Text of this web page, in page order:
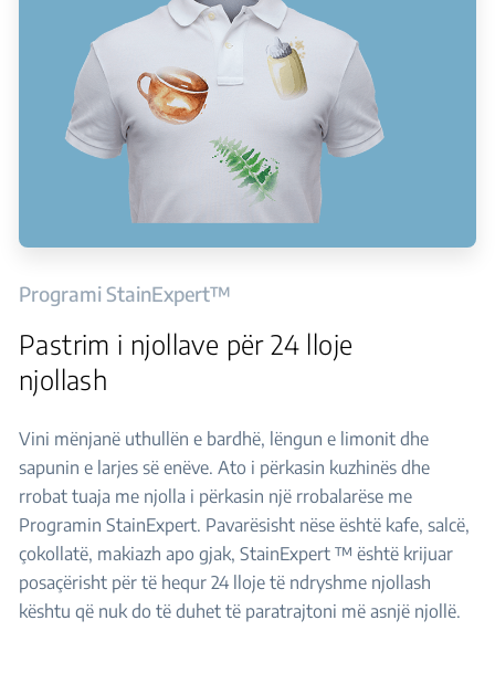
Programi StainExpert™
Pastrim i njollave për 24 lloje
njollash
Vini mënjanë uthullën e bardhë, lëngun e limonit dhe
sapunin e larjes së enëve. Ato i përkasin kuzhinës dhe
rrobat tuaja me njolla i përkasin një rrobalarëse me
Programin StainExpert. Pavarësisht nëse është kafe, salcë,
çokollatë, makiazh apo gjak, StainExpert ™ është krijuar
posaçërisht për të hequr 24 lloje të ndryshme njollash
kështu që nuk do të duhet të paratrajtoni më asnjë njollë.